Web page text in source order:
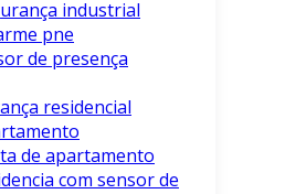
industrial
pne
de presença
residencial
de apartamento
com sensor de